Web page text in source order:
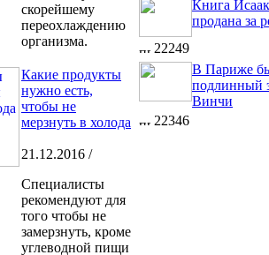
скорейшему
переохлаждению
организма.
Какие продукты
нужно есть,
чтобы не
мерзнуть в холода
21.12.2016 /
Специалисты
рекомендуют для
того чтобы не
замерзнуть, кроме
углеводной пищи
Книга
продана за
22249
В Париже
подлинный
Винчи
22346